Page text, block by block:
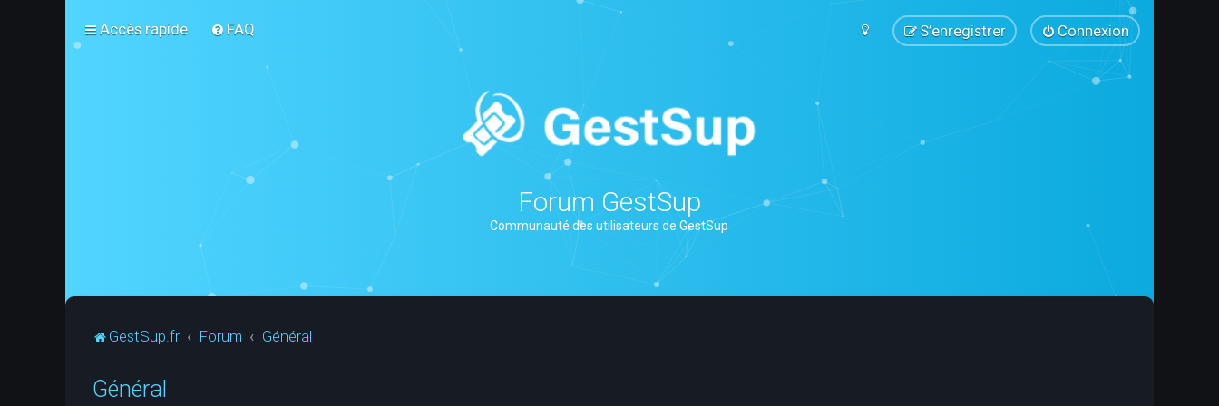
Accès rapide FAQ Connexion
S’enregistrer
Forum GestSup
Communauté des utilisateurs de GestSup
GestSup.fr Forum Général
Général